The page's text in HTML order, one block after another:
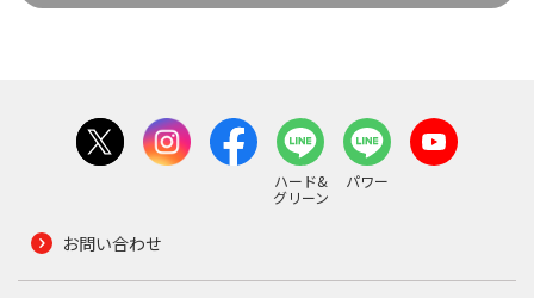
ハード&
グリーン
パワー
お問い合わせ